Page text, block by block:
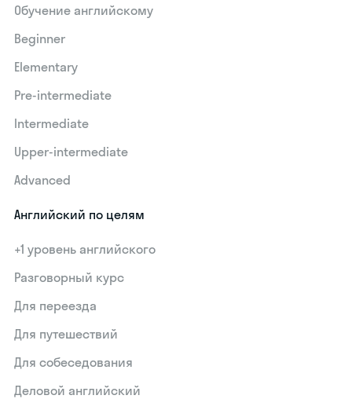
Обучение английскому
Beginner
Elementary
Pre-intermediate
Intermediate
Upper-intermediate
Advanced
Английский по целям
+1 уровень английского
Разговорный курс
Для переезда
Для путешествий
Для собеседования
Деловой английский